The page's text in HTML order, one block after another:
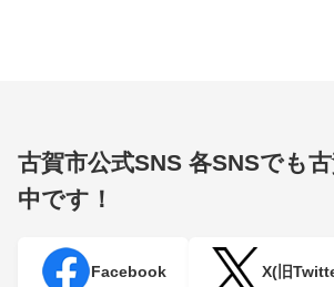
古賀市公式SNS 各SNSでも
中です！
Facebook X(旧